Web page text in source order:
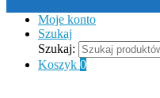
Moje konto
Szukaj
Szukaj:
Koszyk 0